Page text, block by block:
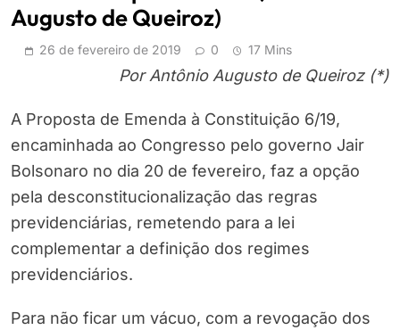
Augusto de Queiroz)
26 de fevereiro de 2019 0 17 Mins
Por Antônio Augusto de Queiroz (*)
A Proposta de Emenda à Constituição 6/19,
encaminhada ao Congresso pelo governo Jair
Bolsonaro no dia 20 de fevereiro, faz a opção
pela desconstitucionalização das regras
previdenciárias, remetendo para a lei
complementar a definição dos regimes
previdenciários.
Para não ficar um vácuo, com a revogação dos